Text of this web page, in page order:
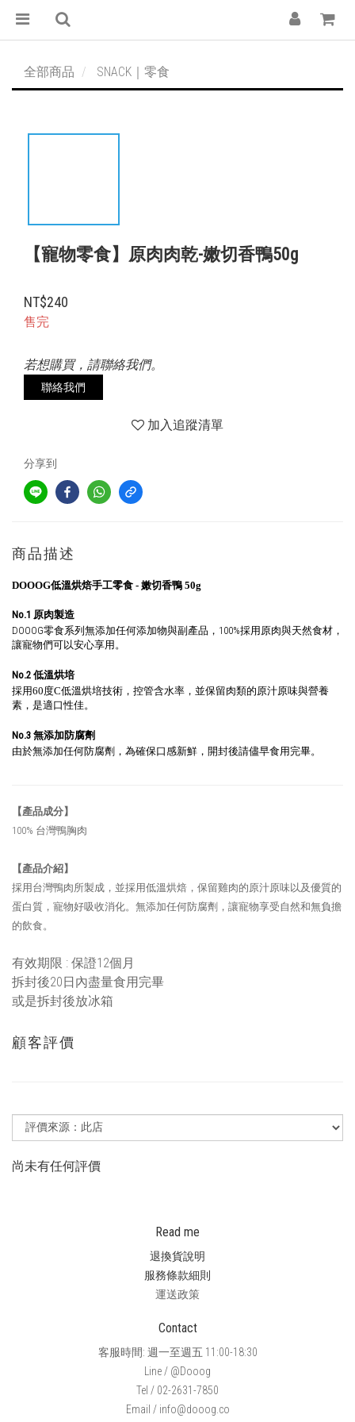
全部商品 SNACK｜零食
【寵物零食】原肉肉乾-嫩切香鴨50g
NT$240
售完
若想購買，請聯絡我們。
聯絡我們
加入追蹤清單
分享到
商品描述
DOOOG低溫烘焙手工零食 - 嫩切香鴨 50g
No.1 原肉製造
DOOOG零食系列無添加任何添加物與副產品，100%採用原肉與天然食材，
讓寵物們可以安心享用。
No.2 低溫烘培
採用60度C低溫烘培技術，控管含水率，並保留肉類的原汁原味與營養
素，是適口性佳。
No.3 無添加防腐劑
由於無添加任何防腐劑，為確保口感新鮮，開封後請儘早食用完畢。
【產品成分】
100% 台灣鴨胸肉
【產品介紹】
採用台灣鴨肉所製成，並採用低溫烘焙，保留雞肉的原汁原味以及優質的
蛋白質，寵物好吸收消化。無添加任何防腐劑，讓寵物享受自然和無負擔
的飲食。
有效期限 : 保證12個月
拆封後20日內盡量食用完畢
或是拆封後放冰箱
顧客評價
尚未有任何評價
Read me
退換貨說明
服務條款細則
運送政策
Contact
客服時間: 週一至週五 11:00-18:30
Line / @Dooog
Tel / 02-2631-7850
Email / info@dooog.co